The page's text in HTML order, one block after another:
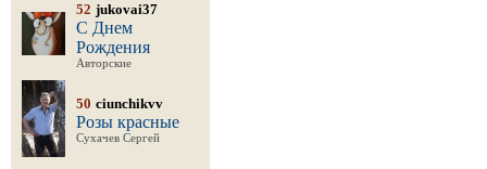
52 jukovai37
С Днем
Рождения
Авторские
50 ciunchikvv
Розы красные
Сухачев Сергей